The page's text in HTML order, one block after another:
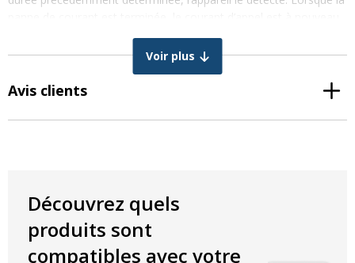
limité. Le limiteur de courant d’appel est également surveillé en
température. En cas de panne, l’appareil s’éteint afin d’éviter une
surchauffe permanente ou un incendie.
compresseurs et les pompes. Ceci s’applique également à
les machines mentionnées, un limiteur de courant d’appel est
fortement recommandé
Dans le cas des lampes avec garantie, la garantie
Voir plus
Avis clients
Découvrez quels
produits sont
compatibles avec votre